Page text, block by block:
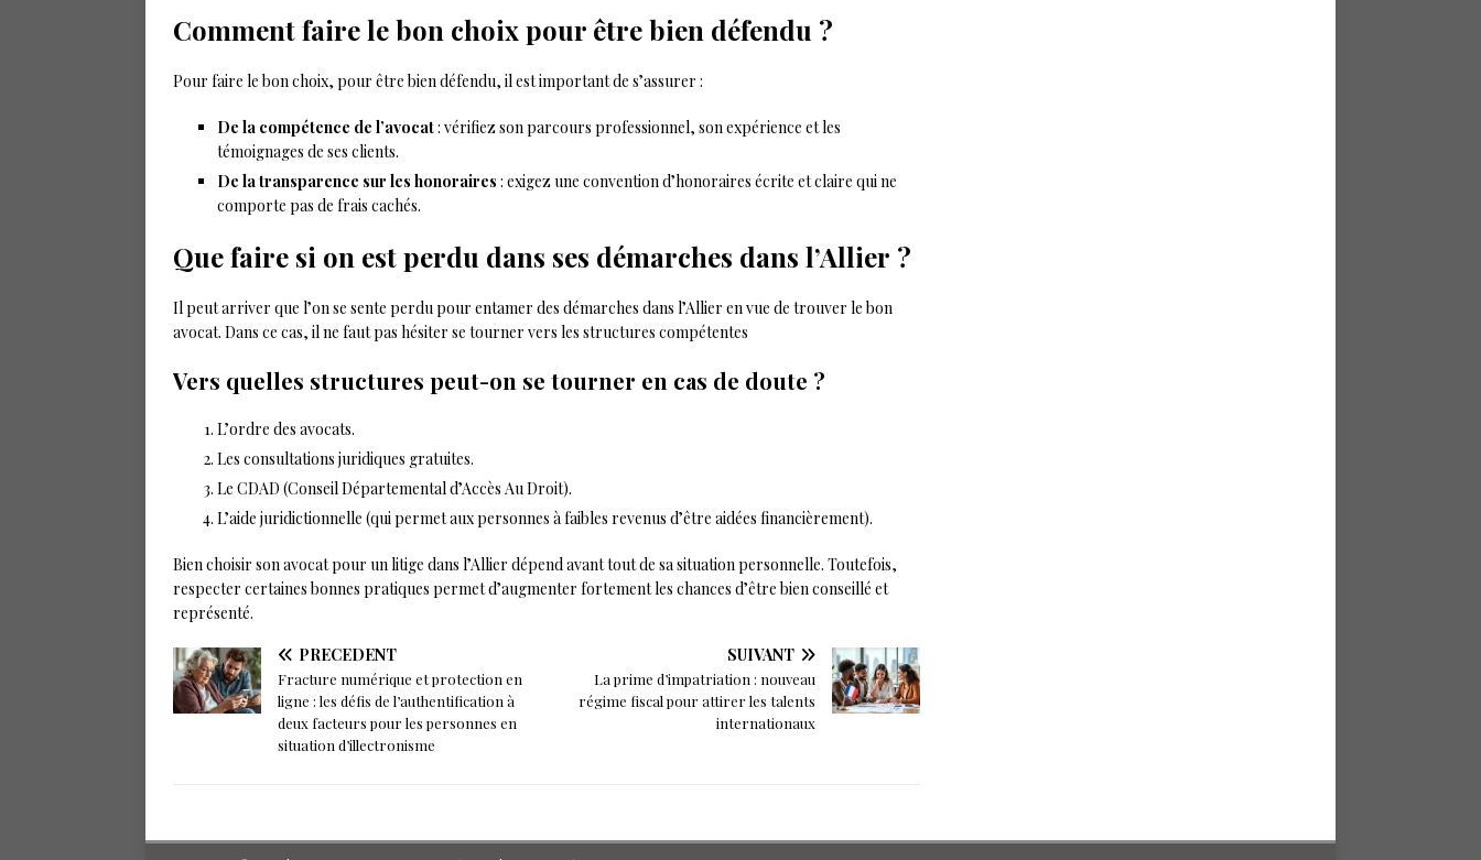
Comment faire le bon choix pour être bien défendu ?
Pour faire le bon choix, pour être bien défendu, il est important de s’assurer :
De la compétence de l’avocat: vérifiez son parcours professionnel, son expérience et les
témoignages de ses clients.
De la transparence sur les honoraires : exigez une convention d’honoraires écrite et claire qui ne
comporte pas de frais cachés.
Que faire si on est perdu dans ses démarches dans l’Allier ?
Il peut arriver que l’on se sente perdu pour entamer des démarches dans l’Allier en vue de trouver le bon
avocat. Dans ce cas, il ne faut pas hésiter se tourner vers les structures compétentes
Vers quelles structures peut-on se tourner en cas de doute ?
L’ordre des avocats.
Les consultations juridiques gratuites.
Le CDAD (Conseil Départemental d’Accès Au Droit).
L’aide juridictionnelle (qui permet aux personnes à faibles revenus d’être aidées financièrement).
Bien choisir son avocat pour un litige dans l’Allier dépend avant tout de sa situation personnelle. Toutefois,
respecter certaines bonnes pratiques permet d’augmenter fortement les chances d’être bien conseillé et
représenté.
PRÉCÉDENT
Fracture numérique et protection en
ligne : les défis de l’authentification à
deux facteurs pour les personnes en
situation d’illectronisme
SUIVANT
La prime d’impatriation : nouveau
régime fiscal pour attirer les talents
internationaux